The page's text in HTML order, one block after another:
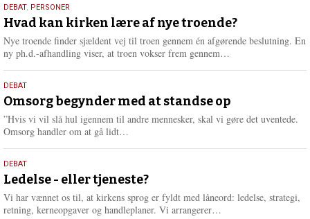
e
r
e
25.
juli
2026
DEBAT, PERSONER
Hvad kan kirken lære af nye troende?
Nye troende finder sjældent vej til troen gennem én afgørende beslutning. En
ny ph.d.-afhandling viser, at troen vokser frem gennem…
e
r
e
9.
juli
2026
DEBAT
Omsorg begynder med at standse op
”Hvis vi vil slå hul igennem til andre mennesker, skal vi gøre det uventede.
Omsorg handler om at gå lidt…
e
r
e
10.
juni
2026
DEBAT
Ledelse - eller tjeneste?
Vi har vænnet os til, at kirkens sprog er fyldt med låneord: ledelse, strategi,
retning, kerneopgaver og handleplaner. Vi arrangerer…